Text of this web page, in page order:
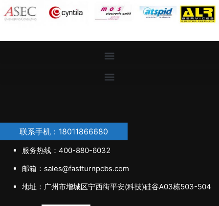
联系手机：18011866680
服务热线：400-880-6032
邮箱：sales@fastturnpcbs.com
地址：广州市增城区宁西街平安(科技)硅谷A03栋503-504